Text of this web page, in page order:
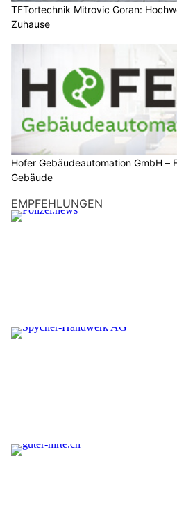
TFTortechnik Mitrovic Goran:
Zuhause
Hofer Gebäudeautomation GmbH –
Gebäude
EMPFEHLUNGEN